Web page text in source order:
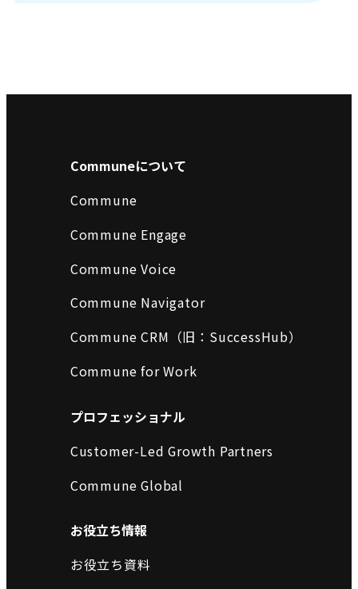
Communeについて
Commune
Commune Engage
Commune Voice
Commune Navigator
Commune CRM（旧：SuccessHub）
Commune for Work
プロフェッショナル
Customer-Led Growth Partners
Commune Global
お役立ち情報
お役立ち資料